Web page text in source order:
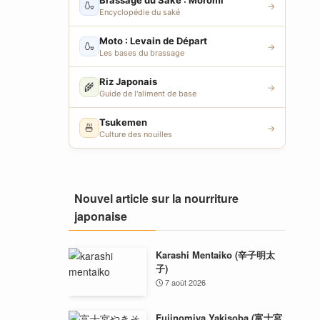
🍶
Encyclopédie du saké
→
🍶 Moto : Levain de Départ
Les bases du brassage
→
🌾 Riz Japonais
Guide de l'aliment de base
→
🍜 Tsukemen
Culture des nouilles
→
Nouvel article sur la nourriture
japonaise
Karashi Mentaiko (辛子明太
子)
7 août 2026